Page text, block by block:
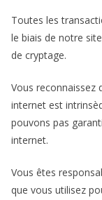
Toutes les
le biais de notre
de cryptage.
Vous reconnaissez
internet est
pouvons pas
internet.
Vous êtes
que vous utilisez